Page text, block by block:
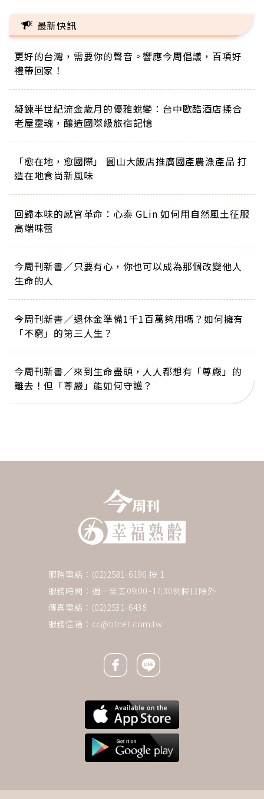
最新快訊
更好的台灣，需要你的聲音。響應今周倡議，百項好
禮帶回家！
凝鍊半世紀流金歲月的優雅蛻變：台中歐酷酒店揉合
老屋靈魂，釀造國際級旅宿記憶
「愈在地，愈國際」 圓山大飯店推廣國產農漁產品 打
造在地食尚新風味
回歸本味的感官革命：心泰 GLin 如何用自然風土征服
高端味蕾
今周刊新書／只要有心，你也可以成為那個改變他人
生命的人
今周刊新書／退休金準備1千1百萬夠用嗎？如何擁有
「不窮」的第三人生？
今周刊新書／來到生命盡頭，人人都想有「尊嚴」的
離去！但「尊嚴」能如何守護？
服務電話：(02)2581-6196 按 1
服務時間：週一至五09:00~17:30例假日除外
傳真電話：(02)2531-6438
服務信箱： cc@btnet.com.tw
Facebook icon
Line icon